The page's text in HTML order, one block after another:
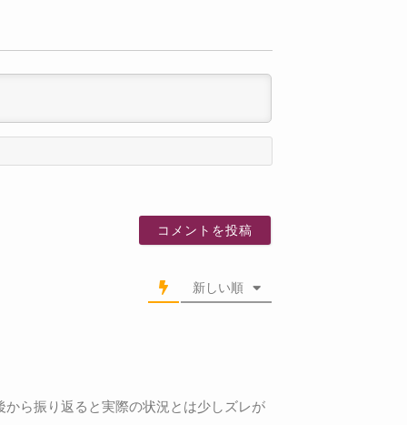
前
新しい順
ら振り返ると実際の状況とは少しズレが